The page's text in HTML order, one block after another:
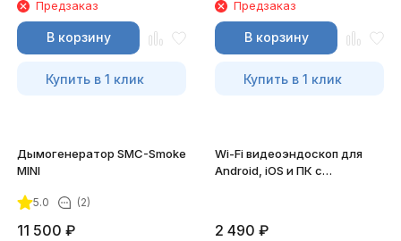
Предзаказ
В корзину
Купить в 1 клик
Предзаказ
В корзину
Купить в 1 клик
Дымогенератор SMC-Smoke
MINI
5.0 (2)
11 500 ₽
Wi-Fi видеоэндоскоп для
Android, iOS и ПК с
2 490 ₽